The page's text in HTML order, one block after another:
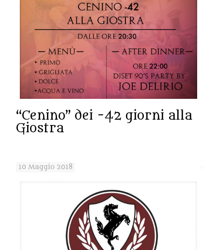
“Cenino” dei -42 giorni alla
Giostra
10 Maggio 2018